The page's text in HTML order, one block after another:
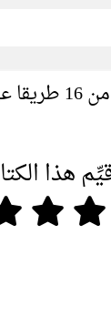
كتاب الكامل في اسانيد وتصحيح حديث لا تجتمع امتي علي
هذا